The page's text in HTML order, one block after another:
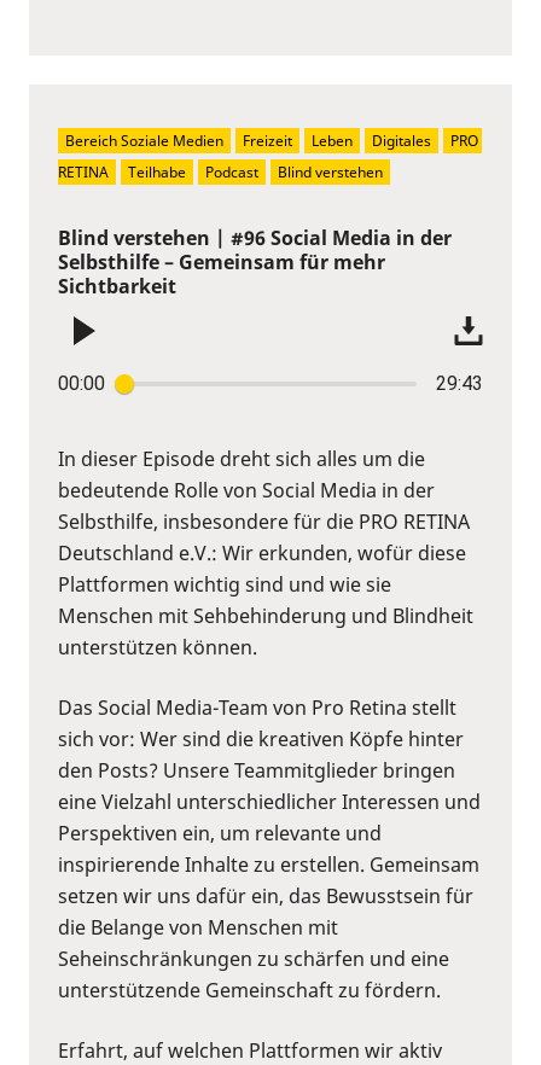
Blind verstehen | #96 Social Media in der
Selbsthilfe – Gemeinsam für mehr
Sichtbarkeit
00:00 29:43
In dieser Episode dreht sich alles um die
bedeutende Rolle von Social Media in der
Selbsthilfe, insbesondere für die PRO RETINA
Deutschland e.V.: Wir erkunden, wofür diese
Plattformen wichtig sind und wie sie
Menschen mit Sehbehinderung und Blindheit
unterstützen können.
Das Social Media-Team von Pro Retina stellt
sich vor: Wer sind die kreativen Köpfe hinter
den Posts? Unsere Teammitglieder bringen
eine Vielzahl unterschiedlicher Interessen und
Perspektiven ein, um relevante und
inspirierende Inhalte zu erstellen. Gemeinsam
setzen wir uns dafür ein, das Bewusstsein für
die Belange von Menschen mit
Seheinschränkungen zu schärfen und eine
unterstützende Gemeinschaft zu fördern.
Erfahrt, auf welchen Plattformen wir aktiv
Bereich Soziale Medien Freizeit Leben Digitales
PRO
RETINA
Teilhabe Podcast Blind verstehen